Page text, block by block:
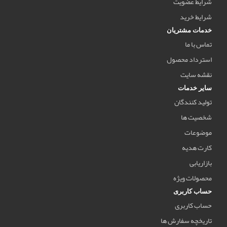
شرایط خرید
خدمات مشتریان
تماس با ما
استرداد محصول
نقشه سایت
سایر خدمات
تولید کنندگان
شخصیت ها
موضوعات
کارت هدیه
بازاریابی
محصولات ویژه
حساب کاربری
حساب کاربری
تاریخچه سفارش ها